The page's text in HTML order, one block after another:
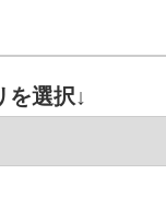
を選択↓